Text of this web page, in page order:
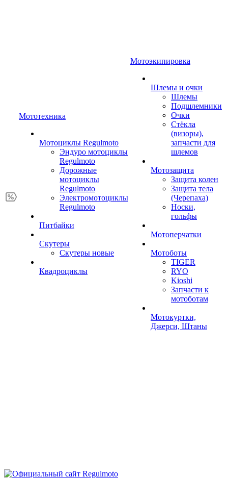
Мототехника
Мотоциклы Regulmoto
Эндуро мотоциклы
Regulmoto
Дорожные
мотоциклы
Regulmoto
Электромотоциклы
Regulmoto
Питбайки
Скутеры
Скутеры новые
Квадроциклы
Мотоэкипировка
Шлемы и очки
Шлемы
Подшлемники
Очки
Стёкла
(визоры),
запчасти для
шлемов
Мотозащита
Защита колен
Защита тела
(Черепаха)
Носки,
гольфы
Мотоперчатки
Мотоботы
TIGER
RYO
Kioshi
Запчасти к
мотоботам
Мотокуртки,
Джерси, Штаны